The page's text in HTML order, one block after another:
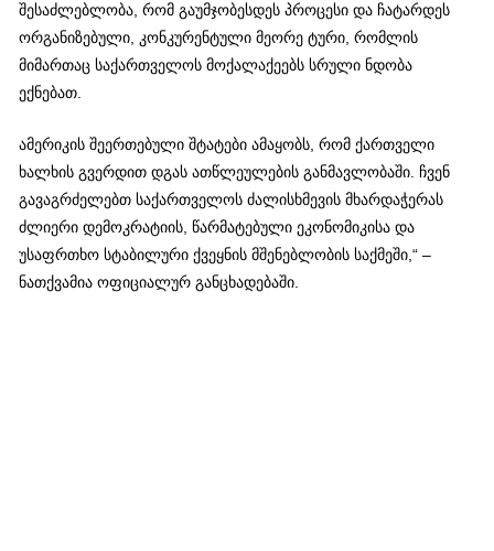
შესაძლებლობა, რომ გაუმჯობესდეს პროცესი და ჩატარდეს
ორგანიზებული, კონკურენტული მეორე ტური, რომლის
მიმართაც საქართველოს მოქალაქეებს სრული ნდობა
ექნებათ.
ამერიკის შეერთებული შტატები ამაყობს, რომ ქართველი
ხალხის გვერდით დგას ათწლეულების განმავლობაში. ჩვენ
გავაგრძელებთ საქართველოს ძალისხმევის მხარდაჭერას
ძლიერი დემოკრატიის, წარმატებული ეკონომიკისა და
უსაფრთხო სტაბილური ქვეყნის მშენებლობის საქმეში,“ –
ნათქვამია ოფიციალურ განცხადებაში.